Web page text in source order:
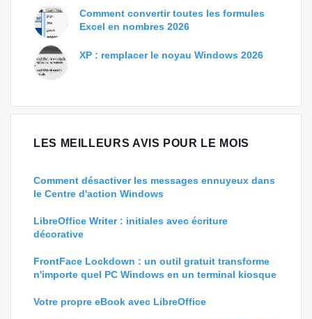
Comment convertir toutes les formules
Excel en nombres 2026
XP : remplacer le noyau Windows 2026
LES MEILLEURS AVIS POUR LE MOIS
Comment désactiver les messages ennuyeux dans
le Centre d'action Windows
LibreOffice Writer : initiales avec écriture
décorative
FrontFace Lockdown : un outil gratuit transforme
n'importe quel PC Windows en un terminal kiosque
Votre propre eBook avec LibreOffice